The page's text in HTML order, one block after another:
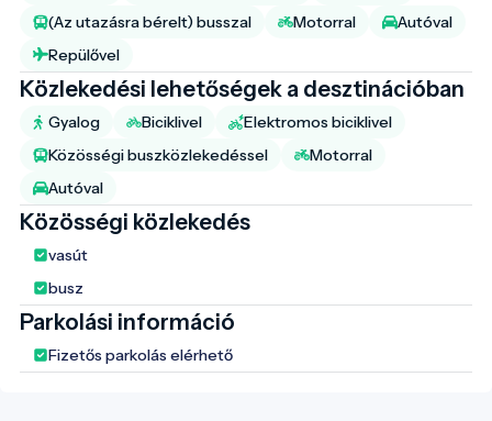
(Az utazásra bérelt) busszal
Motorral
Autóval
Repülővel
Közlekedési lehetőségek a desztinációban
Gyalog Biciklivel
Elektromos biciklivel
Közösségi buszközlekedéssel
Motorral
Autóval
Közösségi közlekedés
vasút
busz
Parkolási információ
Fizetős parkolás elérhető